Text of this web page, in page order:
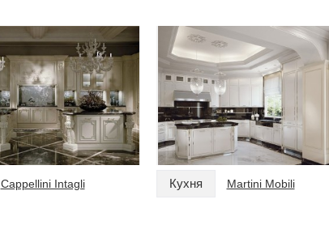
Cappellini Intagli Кухня Martini Mobili